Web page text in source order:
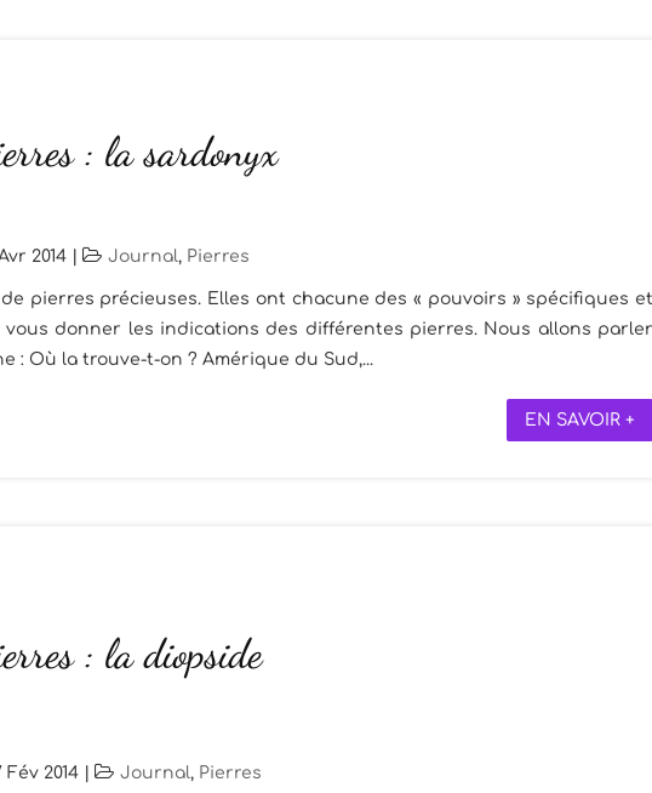
: la sardonyx
2014 Journal, Pierres
pierres précieuses. Elles ont chacune des « pouvoirs » spécifiques
vous donner les indications des différentes pierres. Nous allons
: Où la trouve-t-on ? Amérique du Sud,...
EN SAVOIR +
: la diopside
Fév 2014 Journal, Pierres